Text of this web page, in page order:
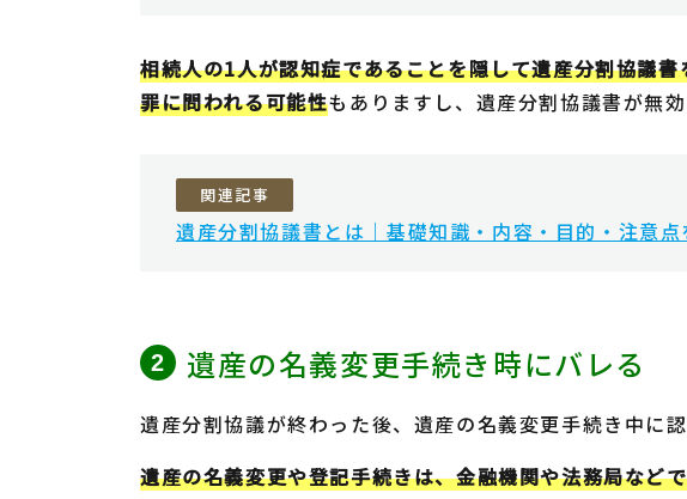
相続人の1人が認知症であることを隠して遺産分割協議
罪に問われる可能性もありますし、遺産分割協議書が無効
関連記事
遺産分割協議書とは｜基礎知識・内容・目的・注意
遺産の名義変更手続き時にバレる
遺産分割協議が終わった後、遺産の名義変更手続き中に
遺産の名義変更や登記手続きは、金融機関や法務局など